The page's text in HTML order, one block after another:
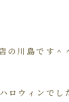
の川島です＾
ロウィンでし